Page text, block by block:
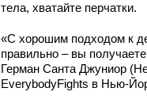
тела, хватайте перчатки.
«С хорошим подходом к
правильно – вы
Герман Санта Джуниор
EverybodyFights в Нью-